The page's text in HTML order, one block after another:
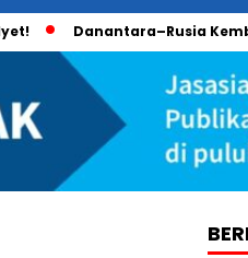
Danantara–Rusia